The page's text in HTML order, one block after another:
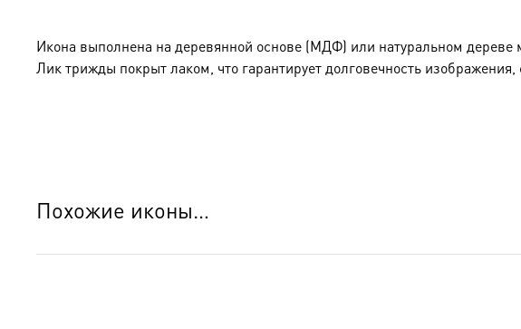
Икона выполнена на деревянной основе (МДФ) или натуральном
Лик трижды покрыт лаком, что гарантирует долговечность изображения,
Похожие иконы…